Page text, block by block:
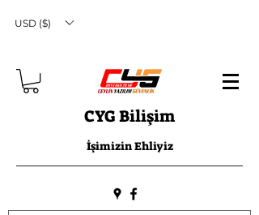
USD ($)
CYG Bilişim
İşimizin Ehliyiz